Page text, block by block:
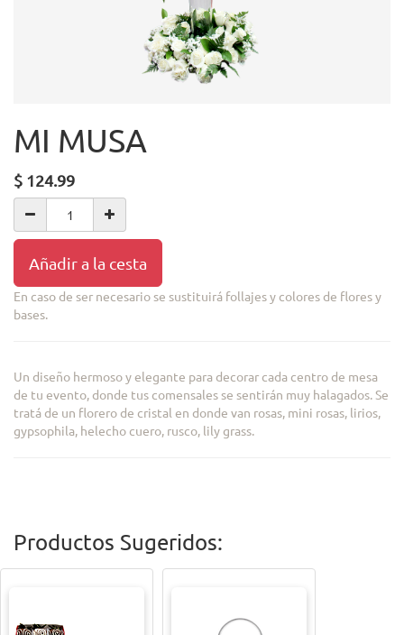
MI MUSA
$ 124.99
Añadir a la cesta
En caso de ser necesario se sustituirá follajes y colores de flores y
bases.
Un diseño hermoso y elegante para decorar cada centro de mesa
de tu evento, donde tus comensales se sentirán muy halagados. Se
tratá de un florero de cristal en donde van rosas, mini rosas, lirios,
gypsophila, helecho cuero, rusco, lily grass.
Productos Sugeridos: